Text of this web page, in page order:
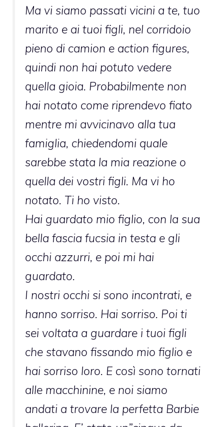
Ma vi siamo passati vicini a te, tuo
marito e ai tuoi figli, nel corridoio
pieno di camion e action figures,
quindi non hai potuto vedere
quella gioia. Probabilmente non
hai notato come riprendevo fiato
mentre mi avvicinavo alla tua
famiglia, chiedendomi quale
sarebbe stata la mia reazione o
quella dei vostri figli. Ma vi ho
notato. Ti ho visto.
Hai guardato mio figlio, con la sua
bella fascia fucsia in testa e gli
occhi azzurri, e poi mi hai
guardato.
I nostri occhi si sono incontrati, e
hanno sorriso. Hai sorriso. Poi ti
sei voltata a guardare i tuoi figli
che stavano fissando mio figlio e
hai sorriso loro. E così sono tornati
alle macchinine, e noi siamo
andati a trovare la perfetta Barbie